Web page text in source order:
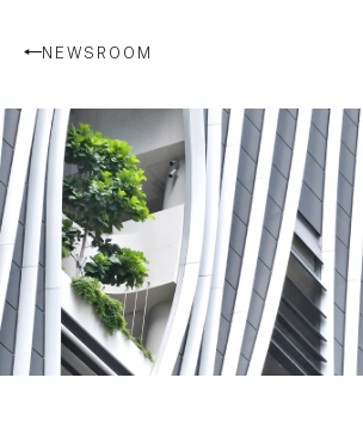
NEWSROOM